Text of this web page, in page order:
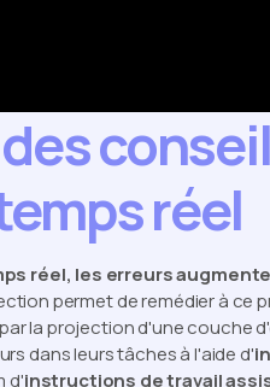
réel
réel, les erreurs
permet de remédier à ce
la projection d'une couche
dans leurs tâches à l'aide d'
d'instructions de travail